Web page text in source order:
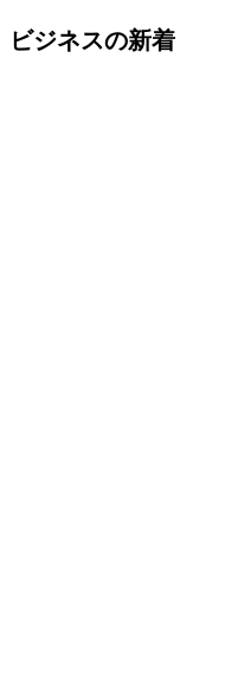
ビジネスの新着